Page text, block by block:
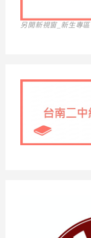
另開新視窗_新生專區